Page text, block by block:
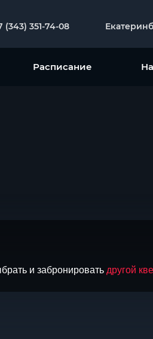
(343) 351-74-08
Расписание
и забронировать другой